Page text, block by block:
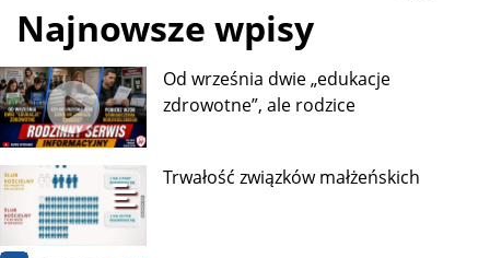
Najnowsze wpisy
Od września dwie „edukacje
zdrowotne”, ale rodzice
Trwałość związków małżeńskich